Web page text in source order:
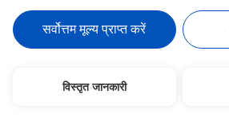
सर्वोत्तम मूल्य प्राप्त करें
विस्तृत जानकारी